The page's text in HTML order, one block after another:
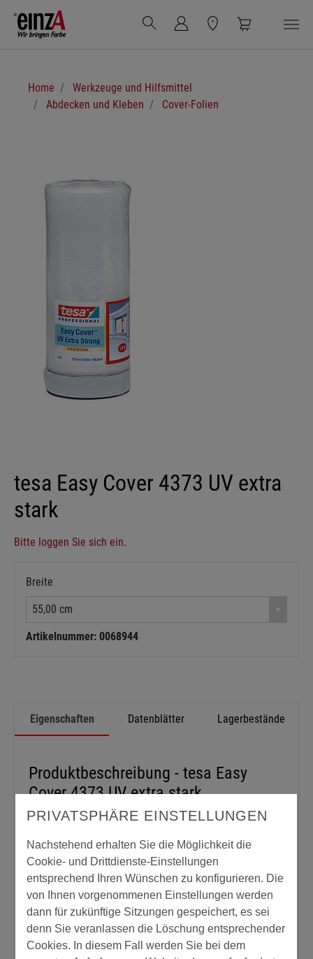
Zum Hauptinhalt springen
Home
Werkzeuge und Hilfsmittel
Abdecken und Kleben
Cover-Folien
tesa Easy Cover 4373 UV extra
stark
Bitte loggen Sie sich ein.
Breite
55,00 cm
Artikelnummer: 0068944
Eigenschaften Datenblätter Lagerbestände
Produktbeschreibung - tesa Easy
Cover 4373 UV extra stark
Spezial-Gewebeband UV mit Abdeckfolie extra stark.
tesa Easy Cover 4373 UV Extra stark ist eine
Kombination aus einer extra starken,
umweltverträglichen PE Folie und einem UV
beständigen, stark klebenden UV Gewebeband.
Für den Einsatz bei starken Belastungen bzw.
Anforderungen und Langzeitanwendungen.
Innerhalb von 8 Wochen sauber und leicht zu entfernen.
PRIVATSPHÄRE EINSTELLUNGEN
Nachstehend erhalten Sie die Möglichkeit die
Cookie- und Drittdienste-Einstellungen
entsprechend Ihren Wünschen zu konfigurieren. Die
von Ihnen vorgenommenen Einstellungen werden
dann für zukünftige Sitzungen gespeichert, es sei
denn Sie veranlassen die Löschung entsprechender
Cookies. In diesem Fall werden Sie bei dem